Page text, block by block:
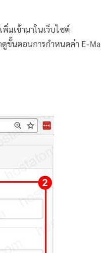
มเข้ามาในเว็บไซต์
ขั้นตอนการกำหนดค่า E-